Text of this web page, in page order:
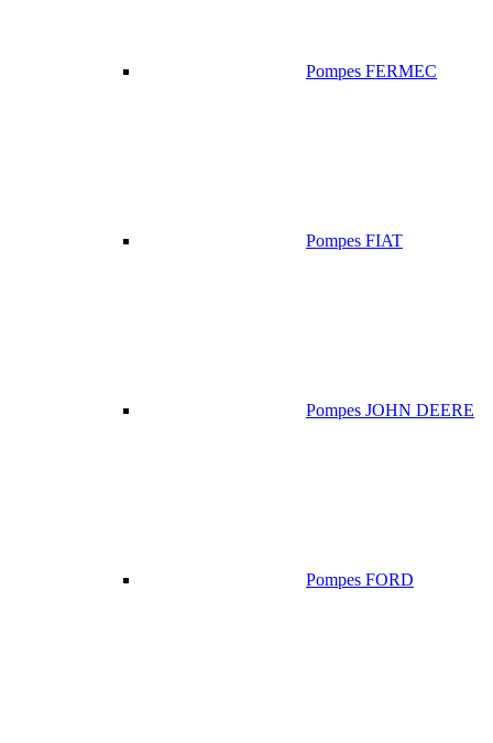
Pompes FERMEC
Pompes FIAT
Pompes JOHN DEERE
Pompes FORD